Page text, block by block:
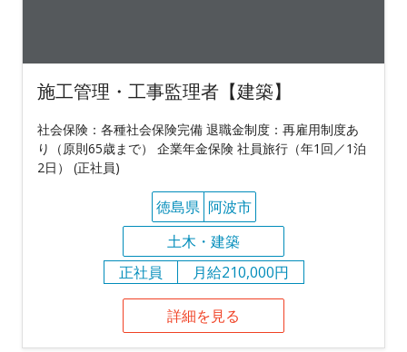
施工管理・工事監理者【建築】
社会保険：各種社会保険完備 退職金制度：再雇用制度あ
り（原則65歳まで） 企業年金保険 社員旅行（年1回／1泊
2日） (正社員)
徳島県 阿波市
土木・建築
正社員
月給210,000円
詳細を見る